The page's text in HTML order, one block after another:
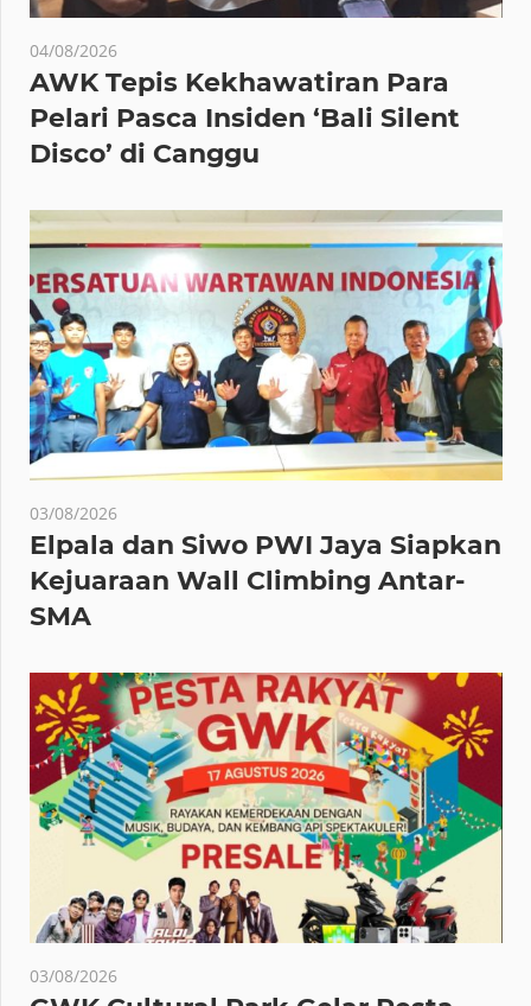
04/08/2026
AWK Tepis Kekhawatiran Para
Pelari Pasca Insiden ‘Bali Silent
Disco’ di Canggu
03/08/2026
Elpala dan Siwo PWI Jaya Siapkan
Kejuaraan Wall Climbing Antar-
SMA
03/08/2026